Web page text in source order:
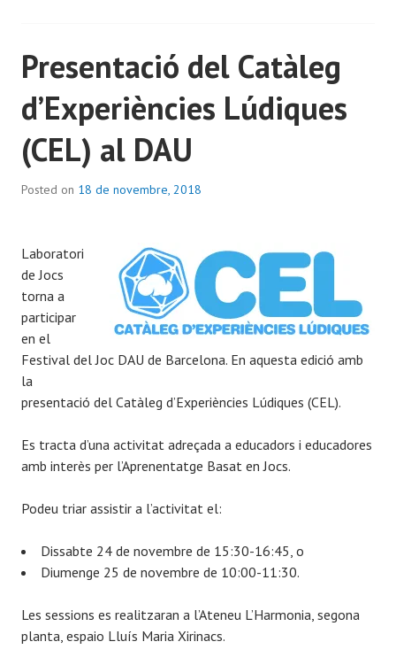
Presentació del Catàleg
d’Experiències Lúdiques
(CEL) al DAU
Posted on 18 de novembre, 2018
C
a
r
m
Laboratori
de Jocs
torna a
participar
en el
Festival del Joc DAU de Barcelona. En aquesta edició amb
la
presentació del Catàleg d’Experiències Lúdiques (CEL).
Es tracta d’una activitat adreçada a educadors i educadores
amb interès per l’Aprenentatge Basat en Jocs.
Podeu triar assistir a l’activitat el:
Dissabte 24 de novembre de 15:30-16:45, o
Diumenge 25 de novembre de 10:00-11:30.
Les sessions es realitzaran a l’Ateneu L’Harmonia, segona
planta, espaio Lluís Maria Xirinacs.